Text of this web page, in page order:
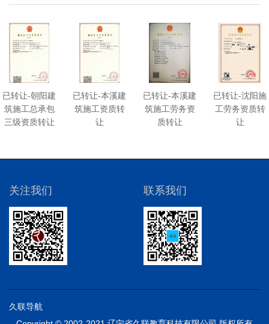
已转让-朝阳建
筑施工总承包
三级资质转让
已转让-本溪建
筑施工资质转
让
已转让-本溪建
筑施工劳务资
质转让
已转让-沈阳施
工劳务资质转
让
关注我们 联系我们
久联导航